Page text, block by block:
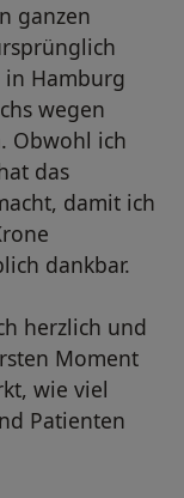
ganzen
Hamburg
wegen
Obwohl ich
das
damit ich
dankbar.
herzlich und
Moment
wie viel
Patienten